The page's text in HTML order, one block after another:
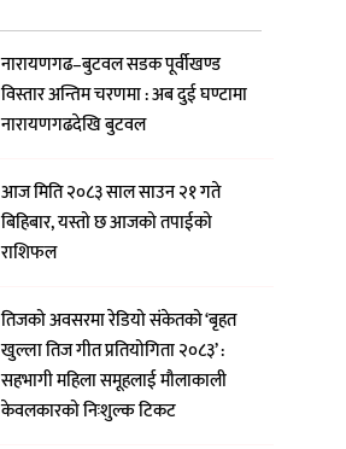
नारायणगढ–बुटवल सडक पूर्वीखण्ड
विस्तार अन्तिम चरणमा : अब दुई घण्टामा
नारायणगढदेखि बुटवल
आज मिति २०८३ साल साउन २१ गते
बिहिबार, यस्तो छ आजको तपाईको
राशिफल
तिजको अवसरमा रेडियो संकेतको ‘बृहत
खुल्ला तिज गीत प्रतियोगिता २०८३’ :
सहभागी महिला समूहलाई मौलाकाली
केवलकारको निःशुल्क टिकट